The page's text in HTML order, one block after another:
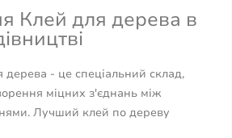
Клей для дерева в
дерева - це спеціальний склад,
міцних з'єднань між
Лучший клей по дереву